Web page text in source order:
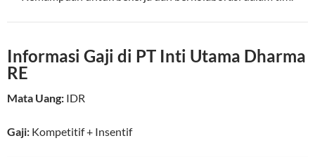
Informasi Gaji di PT Inti Utama Dharma
RE
Mata Uang: IDR
Gaji: Kompetitif+ Insentif